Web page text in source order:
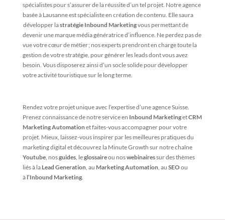
spécialistes pour s’assurer de la réussite d’un tel projet. Notre agence
basée à Lausanne est spécialiste en création de contenu. Elle saura
développer lastratégie Inbound Marketingvous permettant de
devenir une marque média génératrice d’influence. Ne perdez pas de
vue votre cœur de métier ; nos experts prendront en charge toute la
gestion de votre stratégie, pour générer les leads dont vous avez
besoin. Vous disposerez ainsi d’un socle solide pour développer
votre activité touristique sur le long terme.
Rendez votre projet unique avec l’expertise d’une agence Suisse.
Prenez connaissance de notre service en Inbound MarketingetCRM
Marketing Automationet faites-vous accompagner pour votre
projet. Mieux, laissez-vous inspirer par les meilleures pratiques du
marketing digital et découvrez la Minute Growth sur notre chaîne
Youtube, nosguides, leglossaireou noswebinairessur des thèmes
liés à la Lead Generation, au Marketing Automation, au SEO ou
à l’Inbound Marketing.